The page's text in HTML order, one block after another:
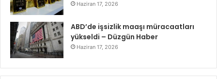
Haziran 17, 2026
ABD’de işsizlik maaşı müracaatları
yükseldi – Düzgün Haber
Haziran 17, 2026